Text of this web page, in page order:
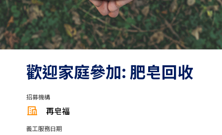
歡迎家庭參加: 肥皂回收
招募機構
再皂福
義工服務日期